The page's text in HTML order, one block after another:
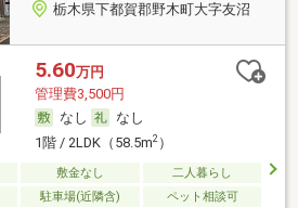
栃木県下都賀郡野木町大字友沼
5.60万円
管理費3,500円
なし
なし
1階 / 2LDK（58.5m2）
敷金なし
二人暮らし
駐車場(近隣含) ペット相談可